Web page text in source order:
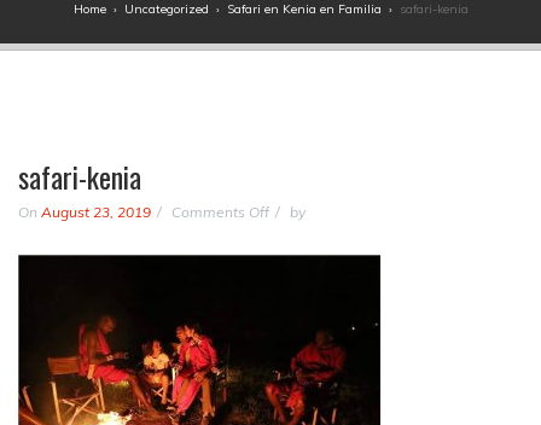
Home› Uncategorized › Safari en Kenia en Familia › safari-kenia
safari-kenia
On August 23, 2019 Comments Offon
kenia
by